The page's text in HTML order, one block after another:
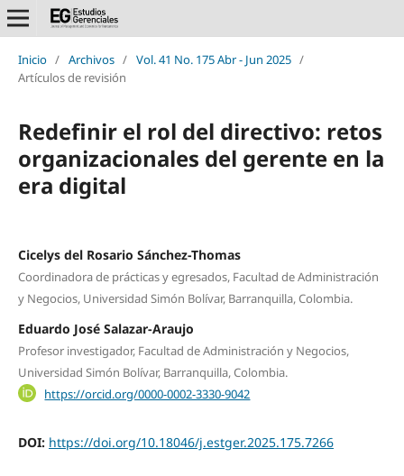
Inicio / Archivos / Vol. 41 No. 175 Abr - Jun 2025 /
Artículos de revisión
Redefinir el rol del directivo: retos
organizacionales del gerente en la
era digital
Cicelys del Rosario Sánchez-Thomas
Coordinadora de prácticas y egresados, Facultad de Administración
y Negocios, Universidad Simón Bolívar, Barranquilla, Colombia.
Eduardo José Salazar-Araujo
Profesor investigador, Facultad de Administración y Negocios,
Universidad Simón Bolívar, Barranquilla, Colombia.
https://orcid.org/0000-0002-3330-9042
DOI: https://doi.org/10.18046/j.estger.2025.175.7266